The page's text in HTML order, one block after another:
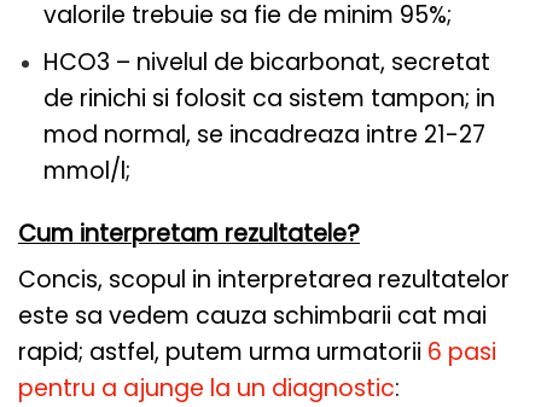
valorile trebuie sa fie de minim 95%;
HCO3 – nivelul de bicarbonat, secretat
de rinichi si folosit ca sistem tampon; in
mod normal, se incadreaza intre 21-27
mmol/l;
Cum interpretam rezultatele?
Concis, scopul in interpretarea rezultatelor
este sa vedem cauza schimbarii cat mai
rapid; astfel, putem urma urmatorii 6 pasi
pentru a ajunge la un diagnostic: